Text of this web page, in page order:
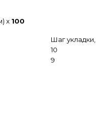
х 100
Шаг
10
9